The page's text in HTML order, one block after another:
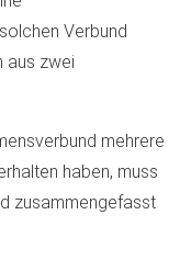
Verbund
aus zwei
mehrere
haben, muss
zusammengefasst